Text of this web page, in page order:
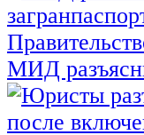
МИД